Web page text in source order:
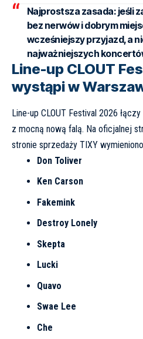
Najprostsza zasada: jeśli
bez nerwów i dobrym
wcześniejszy przyjazd, a
najważniejszych
Line-up CLOUT
wystąpi w
Line-up CLOUT Festival 2026
z mocną nową falą. Na oficjalnej
stronie sprzedaży TIXY
Don Toliver
Ken Carson
Fakemink
Destroy Lonely
Skepta
Lucki
Quavo
Swae Lee
Che